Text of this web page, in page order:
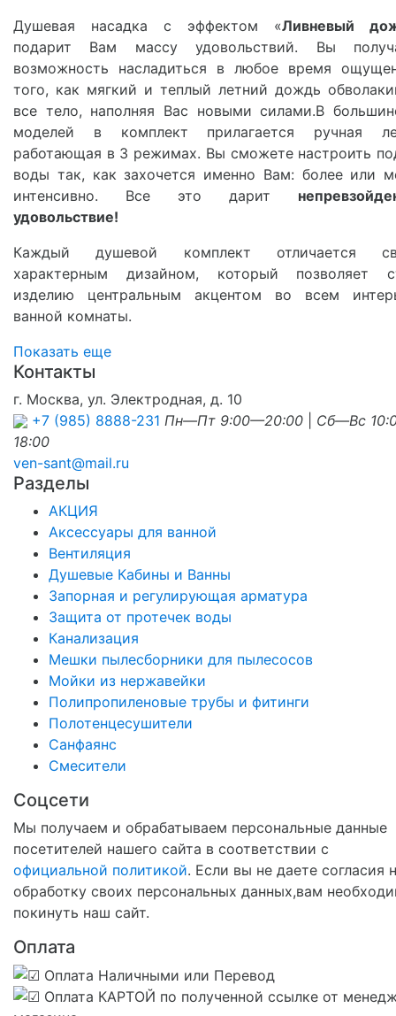
Душевая насадка с эффектом «Ливневый
подарит Вам массу удовольствий. Вы
возможность насладиться в любое время
того, как мягкий и теплый летний дождь
все тело, наполняя Вас новыми силами.В
моделей в комплект прилагается ручная
работающая в 3 режимах. Вы сможете настроить
воды так, как захочется именно Вам: более или
интенсивно. Все это дарит
удовольствие!
Каждый душевой комплект отличается
характерным дизайном, который позволяет
изделию центральным акцентом во всем
ванной комнаты.
Показать еще
Контакты
г. Москва, ул. Электродная, д. 10
+7 (985) 8888-231 Пн—Пт 9:00—20:00
Сб—Вс
18:00
ven-sant@mail.ru
Разделы
АКЦИЯ
Аксессуары для ванной
Вентиляция
Душевые Кабины и Ванны
Запорная и регулирующая арматура
Защита от протечек воды
Канализация
Мешки пылесборники для пылесосов
Мойки из нержавейки
Полипропиленовые трубы и фитинги
Полотенцесушители
Санфаянс
Смесители
Соцсети
Мы получаем и обрабатываем персональные данные
посетителей нашего сайта в соответствии с
официальной политикой. Если вы не даете согласия
обработку своих персональных данных,вам
покинуть наш сайт.
Оплата